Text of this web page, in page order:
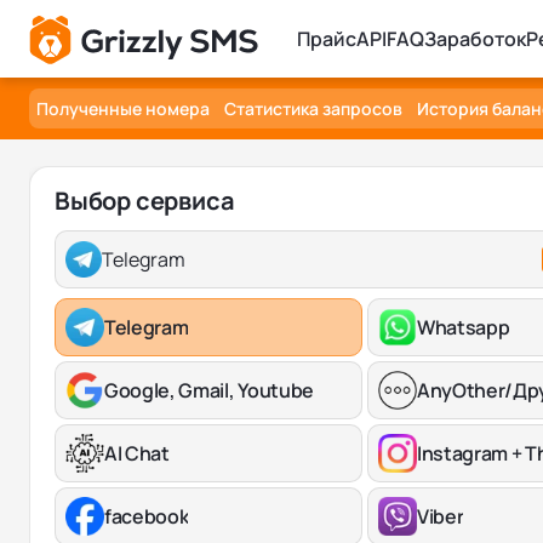
ПрайсAPIFAQЗаработок
Полученные номера Статистика запросов История
Выбор сервиса
Telegram
Telegram Whatsapp
Google, Gmail, Youtube AnyOther/
AI Chat Instagram +
facebook Viber